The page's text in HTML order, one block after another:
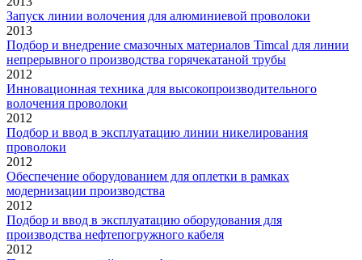
Запуск линии волочения для алюминиевой проволоки
2013
Подбор и внедрение смазочных материалов Timcal для линии
непрерывного производства горячекатаной трубы
2012
Инновационная техника для высокопроизводительного
волочения проволоки
2012
Подбор и ввод в эксплуатацию линии никелирования
проволоки
2012
Обеспечение оборудованием для оплетки в рамках
модернизации производства
2012
Подбор и ввод в эксплуатацию оборудования для
производства нефтепогружного кабеля
2012